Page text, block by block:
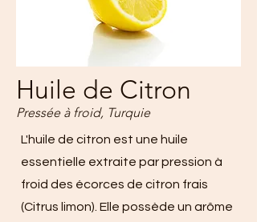
Huile de Citron
Pressée à froid, Turquie
L'huile de citron est une huile
essentielle extraite par pression à
froid des écorces de citron frais
(Citrus limon). Elle possède un arôme